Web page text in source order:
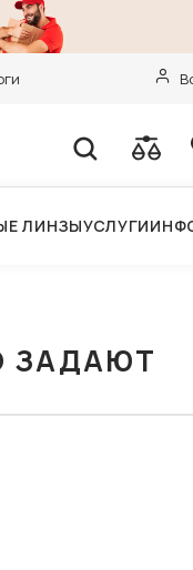
ЛИНЗЫУСЛУГИ
ЗАДАЮТ